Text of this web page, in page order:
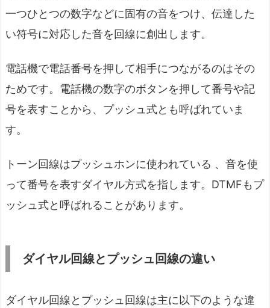
一つひとつの数字などに固有の音をつけ、伝達した
い符号に対応した音を回線に創出します。
電話機で電話番号を押して相手につながるのはその
ためです。電話機の数字のボタンを押して番号や記
号を表すことから、プッシュ式とも呼ばれていま
す。
トーン回線はプッシュホンに使われている 、音を使
って番号を表すダイヤル方式を指します。DTMFもプ
ッシュ式と呼ばれることがあります。
ダイヤル回線とプッシュ回線の違い
ダイヤル回線とプッシュ回線は主に以下のような違